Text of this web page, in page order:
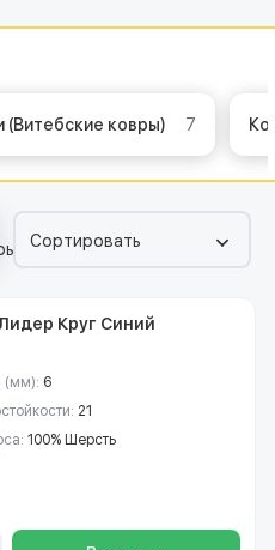
(Витебские ковры) 7
Сортировать
Круг Синий
(мм): 6
21
100% Шерсть